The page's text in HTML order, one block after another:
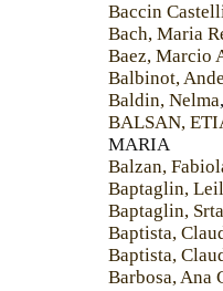
Baccin
Bach, Maria
Baez, Marcio
Balbinot,
Baldin, Nelma
BALSAN,
MARIA
Balzan,
Baptaglin,
Baptaglin,
Baptista,
Baptista,
Barbosa, Ana